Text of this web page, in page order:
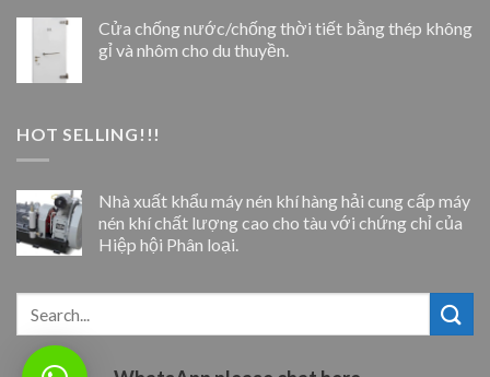
Cửa chống nước/chống thời tiết bằng thép không
gỉ và nhôm cho du thuyền.
HOT SELLING!!!
Nhà xuất khẩu máy nén khí hàng hải cung cấp máy
nén khí chất lượng cao cho tàu với chứng chỉ của
Hiệp hội Phân loại.